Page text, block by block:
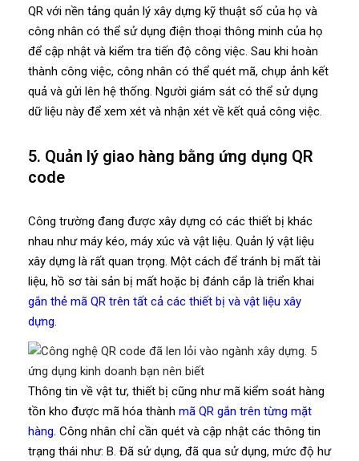
QR với nền tảng quản lý xây dựng kỹ thuật số của họ và
công nhân có thể sử dụng điện thoại thông minh của họ
để cập nhật và kiểm tra tiến độ công việc. Sau khi hoàn
thành công việc, công nhân có thể quét mã, chụp ảnh kết
quả và gửi lên hệ thống. Người giám sát có thể sử dụng
dữ liệu này để xem xét và nhận xét về kết quả công việc.
5. Quản lý giao hàng bằng ứng dụng QR
code
Công trường đang được xây dựng có các thiết bị khác
nhau như máy kéo, máy xúc và vật liệu. Quản lý vật liệu
xây dựng là rất quan trọng. Một cách để tránh bị mất tài
liệu, hồ sơ tài sản bị mất hoặc bị đánh cắp là triển khai
gắn thẻ mã QR trên tất cả các thiết bị và vật liệu xây
dựng.
Thông tin về vật tư, thiết bị cũng như mã kiểm soát hàng
tồn kho được mã hóa thành mã QR gắn trên từng mặt
hàng. Công nhân chỉ cần quét và cập nhật các thông tin
trạng thái như: B. Đã sử dụng, đã qua sử dụng, mức độ hư